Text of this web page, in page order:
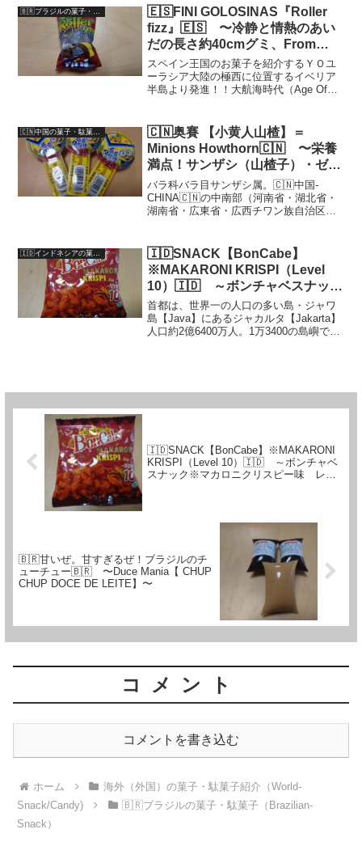
（サンザシ）？？‥‥と思う人、多いと
思います。筆者もそうでし...
🇪🇸FINI GOLOSINAS『Roller
fizz』🇪🇸 〜冷静と情熱のあい
だの長さ約40cmグミ、From
España〜
スペイン王国のお菓子を紹介するＹＯユ
ーラシア大陸の極西に位置するイベリア
半島より発進！！大航海時代（Age Of
を西欧にもたらすと同時に、今尚残る負
の爪痕を...
🇨🇳中国の菓子・駄菓子（Chinese-snack/candy）
🇨🇳奥賽 【小黄人山楂】＝
Minions Howthorn🇨🇳 〜栄養
満点！サンザシ（山楂子）・ゼリ
ーが、本気で美味しい件〜
バラ科バラ目サンザシ属。🇨🇳中国-
CHINA🇨🇳の中南部（河南省・湖北省・
湖南省・広東省・広西チワン族自治区・
ず）にも似た、酸いも甘いも併せ持つ
Quality...
🇮🇩SNACK【BonCabe】
※MAKARONI KRISPI（Level
10）🇮🇩 ～ボンチャベスナック
※マカロニクリスピー味 レベル
10～
首都は、世界一の人口の多い島・ジャワ
島【Java】にあるジャカルタ【Jakarta】
人口約2億6400万人。1万3400の島嶼で構
🇮🇩SNACK【BonCabe】※MAKARONI
KRISPI（Level 10）🇮🇩 ～ボンチャベ
スナック※マカロニクリスピー味 レベ
🇧🇷甘いぜ。甘すぎるぜ！ブラジルのチ
ューチュー🇧🇷 〜Duce Mania【 CHUP
CHUP DOCE DE LEITE】〜
コメント
コメントを書き込む
ホーム
海外（外国）の菓子・駄菓子紹介（World-
Snack/Candy)
🇧🇷ブラジルの菓子・駄菓子（Brazilian-
Snack）